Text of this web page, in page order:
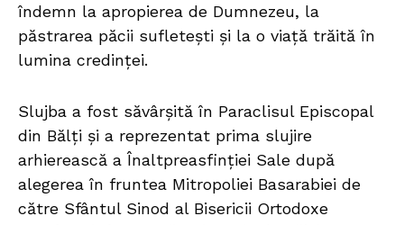
îndemn la apropierea de Dumnezeu, la
păstrarea păcii sufletești și la o viață trăită în
lumina credinței.
Slujba a fost săvârșită în Paraclisul Episcopal
din Bălți și a reprezentat prima slujire
arhierească a Înaltpreasfinției Sale după
alegerea în fruntea Mitropoliei Basarabiei de
către Sfântul Sinod al Bisericii Ortodoxe